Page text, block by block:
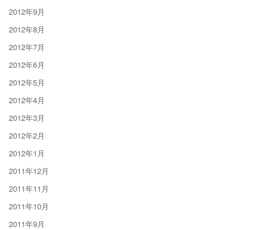
2012年9月
2012年8月
2012年7月
2012年6月
2012年5月
2012年4月
2012年3月
2012年2月
2012年1月
2011年12月
2011年11月
2011年10月
2011年9月